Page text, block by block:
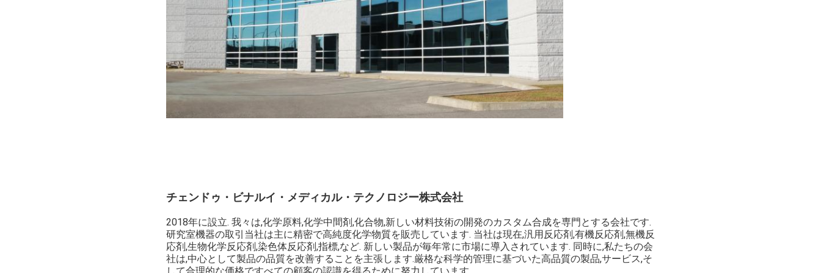
チェンドゥ・ビナルイ・メディカル・テクノロジー株式会社
2018年に設立. 我々は,化学原料,化学中間剤,化合物,新しい材料技術の開発のカスタム合成を専門とする会社です.
研究室機器の取引当社は主に精密で高純度化学物質を販売しています. 当社は現在,汎用反応剤,有機反応剤,無機反
応剤,生物化学反応剤,染色体反応剤,指標,など. 新しい製品が毎年常に市場に導入されています. 同時に,私たちの会
社は,中心として製品の品質を改善することを主張します.厳格な科学的管理に基づいた高品質の製品,サービス,そ